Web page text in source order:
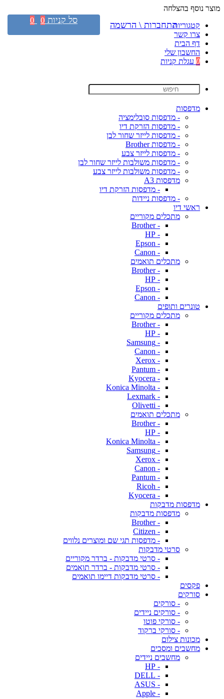
מוצר נוסף בהצלחה
קטגוריות
צרו קשר
דף הבית
החשבון שלי
0 עגלת קניות
מדפסות
- מדפסות סובלימציה
- מדפסות הזרקת דיו
- מדפסות לייזר שחור לבן
- מדפסות Brother
- מדפסות לייזר צבע
- מדפסות משולבות לייזר שחור לבן
- מדפסות משולבות לייזר צבע
מדפסות A3
- מדפסות הזרקת דיו
- מדפסות ניידות
ראשי דיו
מתכלים מקוריים
- Brother
- HP
- Epson
- Canon
מתכלים תואמים
- Brother
- HP
- Epson
- Canon
טונרים ותופים
מתכלים מקוריים
- Brother
- HP
- Samsung
- Canon
- Xerox
- Pantum
- Kyocera
- Konica Minolta
- Lexmark
- Olivetti
מתכלים תואמים
- Brother
- HP
- Konica Minolta
- Samsung
- Xerox
- Canon
- Pantum
- Ricoh
- Kyocera
מדפסות מדבקות
מדפסות מדבקות
- Brother
- Citizen
- מדפסות תגי שם ומוצרים נלווים
סרטי מדבקות
- סרטי מדבקות - ברדר מקוריים
- סרטי מדבקות - ברדר תואמים
- סרטי מדבקות דיימו תואמים
פקסים
סורקים
- סורקים
- סורקים ניידים
- סורקי פוטו
- סורקי ברקוד
מכונות צילום
מחשבים ומסכים
מחשבים ניידים
- HP
- DELL
- ASUS
- Apple
התחברות \ הרשמה סל קניות 0
0